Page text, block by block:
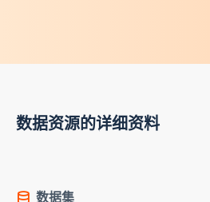
数据资源的详细资料
数据集